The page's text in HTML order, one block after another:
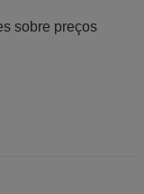
sobre preços